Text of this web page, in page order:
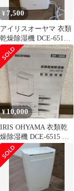
¥ 7,500
アイリスオーヤマ 衣類
乾燥除湿機 DCE-6515
2023年製
¥10,000
IRIS OHYAMA 衣類乾
燥除湿機 DCE-6515 本
体